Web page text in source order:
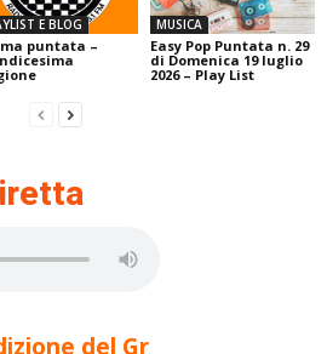
E BLOG
puntata –
MUSICA
Easy Pop Puntata n. 29
di Domenica 19 luglio
2026 – Play List
del Gr